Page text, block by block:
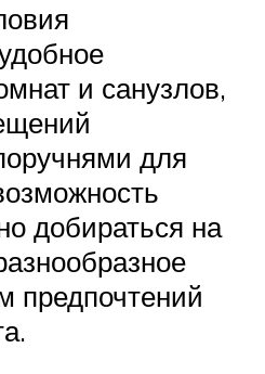
и санузлов,
для
добираться на
предпочтений